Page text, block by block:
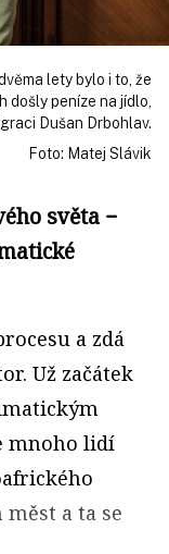
lety bylo i to, že
došly peníze na jídlo,
Dušan Drbohlav.
Foto: Matej Slávik
světa −
a zdá
Už začátek
mnoho lidí
a ta se